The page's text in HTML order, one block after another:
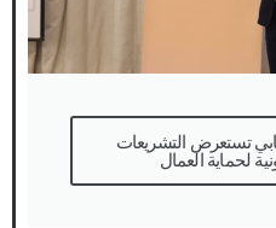
لحماية العمال